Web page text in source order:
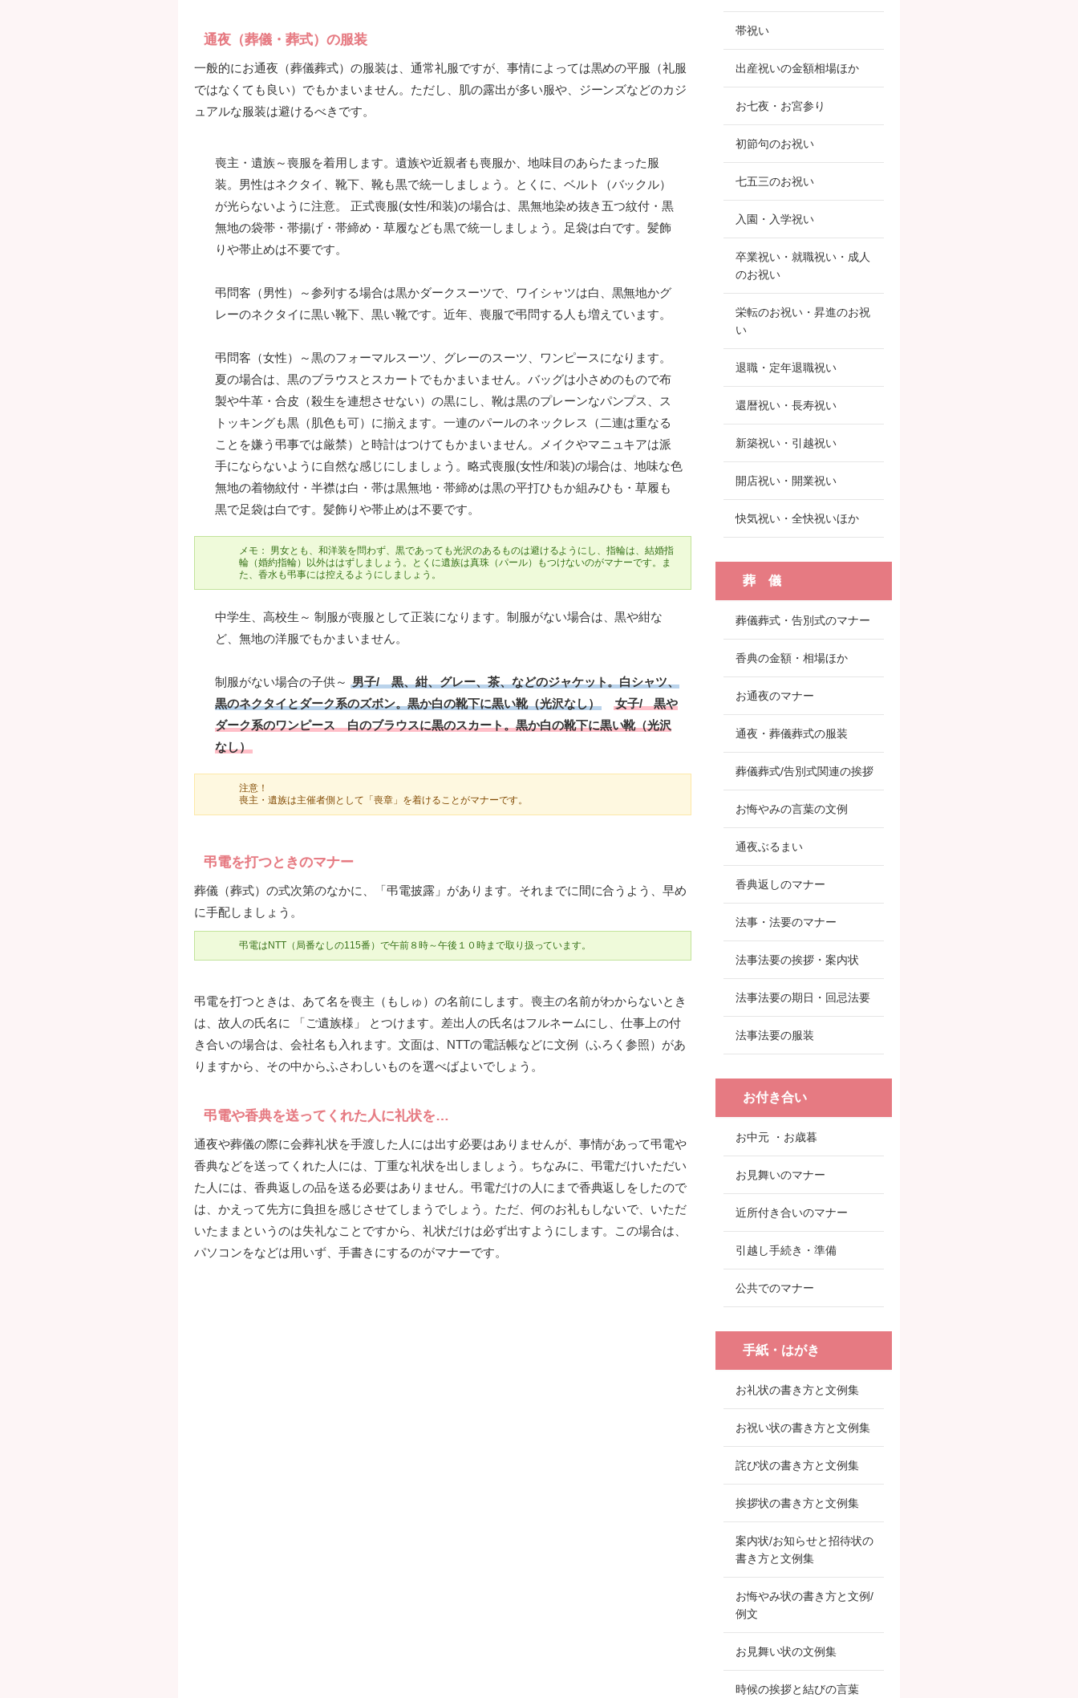
通夜（葬儀・葬式）の服装
一般的にお通夜（葬儀葬式）の服装は、通常礼服ですが、事情によっては黒めの平服（礼服
ではなくても良い）でもかまいません。ただし、肌の露出が多い服や、ジーンズなどのカジ
ュアルな服装は避けるべきです。
喪主・遺族～喪服を着用します。遺族や近親者も喪服か、地味目のあらたまった服
装。男性はネクタイ、靴下、靴も黒で統一しましょう。とくに、ベルト（バックル）
が光らないように注意。 正式喪服(女性/和装)の場合は、黒無地染め抜き五つ紋付・黒
無地の袋帯・帯揚げ・帯締め・草履なども黒で統一しましょう。足袋は白です。髪飾
りや帯止めは不要です。
弔問客（男性）～参列する場合は黒かダークスーツで、ワイシャツは白、黒無地かグ
レーのネクタイに黒い靴下、黒い靴です。近年、喪服で弔問する人も増えています。
弔問客（女性）～黒のフォーマルスーツ、グレーのスーツ、ワンピースになります。
夏の場合は、黒のブラウスとスカートでもかまいません。バッグは小さめのもので布
製や牛革・合皮（殺生を連想させない）の黒にし、靴は黒のプレーンなパンプス、ス
トッキングも黒（肌色も可）に揃えます。一連のパールのネックレス（二連は重なる
ことを嫌う弔事では厳禁）と時計はつけてもかまいません。メイクやマニュキアは派
手にならないように自然な感じにしましょう。略式喪服(女性/和装)の場合は、地味な色
無地の着物紋付・半襟は白・帯は黒無地・帯締めは黒の平打ひもか組みひも・草履も
黒で足袋は白です。髪飾りや帯止めは不要です。
メモ： 男女とも、和洋装を問わず、黒であっても光沢のあるものは避けるようにし、指輪は、結婚指
輪（婚約指輪）以外ははずしましょう。とくに遺族は真珠（パール）もつけないのがマナーです。ま
た、香水も弔事には控えるようにしましょう。
中学生、高校生～ 制服が喪服として正装になります。制服がない場合は、黒や紺な
ど、無地の洋服でもかまいません。
制服がない場合の子供～ 男子/ 黒、紺、グレー、茶、などのジャケット。白シャツ、
黒のネクタイとダーク系のズボン。黒か白の靴下に黒い靴（光沢なし）
女子/ 黒や
ダーク系のワンピース 白のブラウスに黒のスカート。黒か白の靴下に黒い靴（光沢
なし）
注意！
喪主・遺族は主催者側として「喪章」を着けることがマナーです。
弔電を打つときのマナー
葬儀（葬式）の式次第のなかに、「弔電披露」があります。それまでに間に合うよう、早め
に手配しましょう。
弔電はNTT（局番なしの115番）で午前８時～午後１０時まで取り扱っています。
弔電を打つときは、あて名を喪主（もしゅ）の名前にします。喪主の名前がわからないとき
は、故人の氏名に 「ご遺族様」 とつけます。差出人の氏名はフルネームにし、仕事上の付
き合いの場合は、会社名も入れます。文面は、NTTの電話帳などに文例（ふろく参照）があ
りますから、その中からふさわしいものを選べばよいでしょう。
弔電や香典を送ってくれた人に礼状を…
通夜や葬儀の際に会葬礼状を手渡した人には出す必要はありませんが、事情があって弔電や
香典などを送ってくれた人には、丁重な礼状を出しましょう。ちなみに、弔電だけいただい
た人には、香典返しの品を送る必要はありません。弔電だけの人にまで香典返しをしたので
は、かえって先方に負担を感じさせてしまうでしょう。ただ、何のお礼もしないで、いただ
いたままというのは失礼なことですから、礼状だけは必ず出すようにします。この場合は、
パソコンをなどは用いず、手書きにするのがマナーです。
帯祝い
出産祝いの金額相場ほか
お七夜・お宮参り
初節句のお祝い
七五三のお祝い
入園・入学祝い
卒業祝い・就職祝い・成人
のお祝い
栄転のお祝い・昇進のお祝
い
退職・定年退職祝い
還暦祝い・長寿祝い
新築祝い・引越祝い
開店祝い・開業祝い
快気祝い・全快祝いほか
葬 儀
葬儀葬式・告別式のマナー
香典の金額・相場ほか
お通夜のマナー
通夜・葬儀葬式の服装
葬儀葬式/告別式関連の挨拶
お悔やみの言葉の文例
通夜ぶるまい
香典返しのマナー
法事・法要のマナー
法事法要の挨拶・案内状
法事法要の期日・回忌法要
法事法要の服装
お付き合い
お中元 ・お歳暮
お見舞いのマナー
近所付き合いのマナー
引越し手続き・準備
公共でのマナー
手紙・はがき
お礼状の書き方と文例集
お祝い状の書き方と文例集
詫び状の書き方と文例集
挨拶状の書き方と文例集
案内状/お知らせと招待状の
書き方と文例集
お悔やみ状の書き方と文例/
例文
お見舞い状の文例集
時候の挨拶と結びの言葉